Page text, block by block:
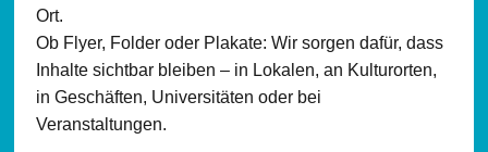
Ort.
Ob Flyer, Folder oder Plakate: Wir sorgen dafür, dass
Inhalte sichtbar bleiben – in Lokalen, an Kulturorten,
in Geschäften, Universitäten oder bei
Veranstaltungen.